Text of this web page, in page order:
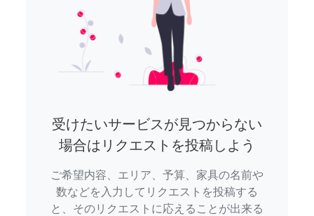
受けたいサービスが見つからない
場合はリクエストを投稿しよう
ご希望内容、エリア、予算、家具の名前や
数などを入力してリクエストを投稿する
と、そのリクエストに応えることが出来る